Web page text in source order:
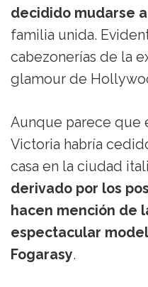
decidido mudarse
familia unida.
cabezonerías de la
glamour de
Aunque parece que
Victoria habría
casa en la ciudad
derivado por los
hacen mención de
espectacular
Fogarasy.